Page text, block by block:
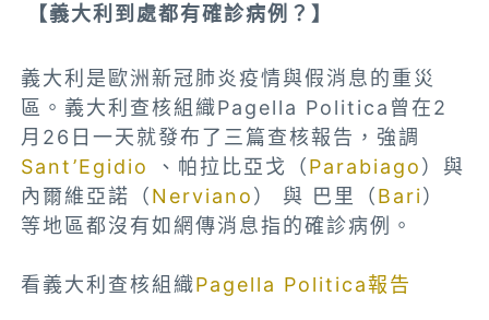
【義大利到處都有確診病例？】
義大利是歐洲新冠肺炎疫情與假消息的重災
區。義大利查核組織Pagella Politica曾在2
月26日一天就發布了三篇查核報告，強調
Sant’Egidio
、帕拉比亞戈（Parabiago）與
內爾維亞諾（Nerviano） 與 巴里（Bari）
等地區都沒有如網傳消息指的確診病例。
看義大利查核組織Pagella Politica報告